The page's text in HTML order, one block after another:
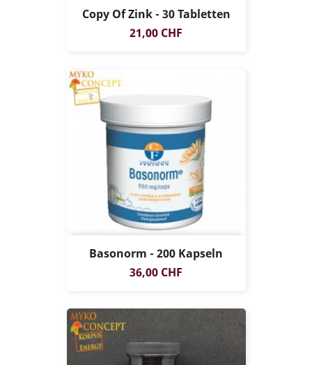
Copy Of Zink - 30 Tabletten
Preis
21,00 CHF
Basonorm - 200 Kapseln
Preis
36,00 CHF